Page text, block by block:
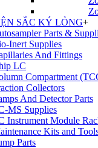
SẮC KÝ LỎNG+
Parts &
Inert Supplies
And Fittings
LC
Compartment
Collectors
And Detector Parts
MS Supplies
Instrument Module
Kits and
Parts